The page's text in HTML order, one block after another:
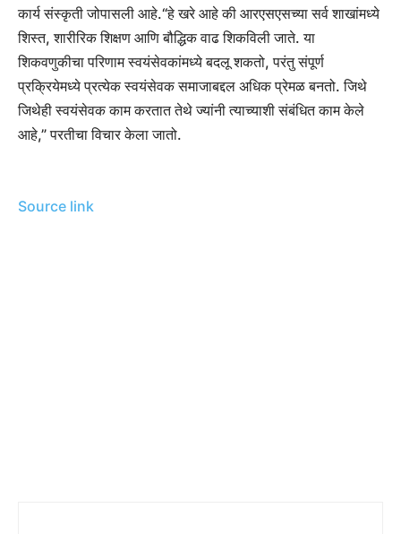
कार्य संस्कृती जोपासली आहे.“हे खरे आहे की आरएसएसच्या सर्व शाखांमध्ये
शिस्त, शारीरिक शिक्षण आणि बौद्धिक वाढ शिकविली जाते. या
शिकवणुकीचा परिणाम स्वयंसेवकांमध्ये बदलू शकतो, परंतु संपूर्ण
प्रक्रियेमध्ये प्रत्येक स्वयंसेवक समाजाबद्दल अधिक प्रेमळ बनतो. जिथे
जिथेही स्वयंसेवक काम करतात तेथे ज्यांनी त्याच्याशी संबंधित काम केले
आहे,” परतीचा विचार केला जातो.
Source link